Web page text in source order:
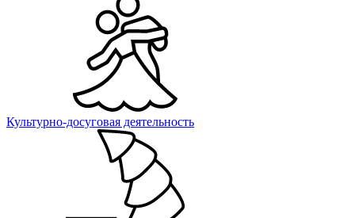
Культурно-досуговая деятельность